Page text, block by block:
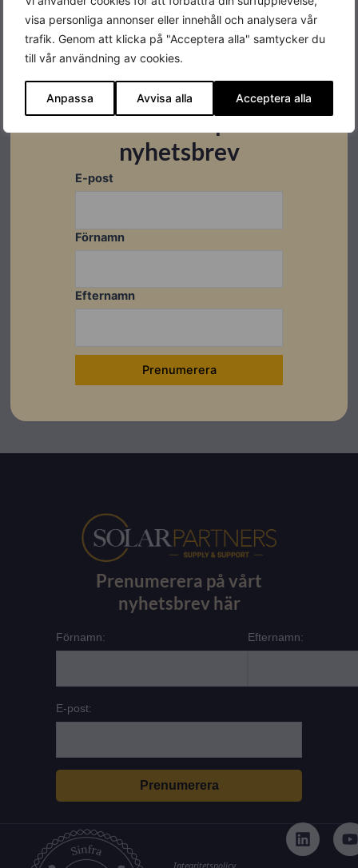
visa personliga annonser eller innehåll och analysera vår
trafik. Genom att klicka på "Acceptera alla" samtycker du
till vår användning av cookies.
Anpassa Avvisa alla Acceptera alla
Färg Svart med röd stripe
Varumärke Melbye
Leverantörens
artikelnummer
Garanti 5 år, 25 års livslängd
Datablad
Prenumerera på vårt
nyhetsbrev här
Förnamn: Efternamn:
E-post:
L
i
n
o
u
Integritetspolicy
Prenumerera på vårt
nyhetsbrev
E-post
Förnamn
Efternamn